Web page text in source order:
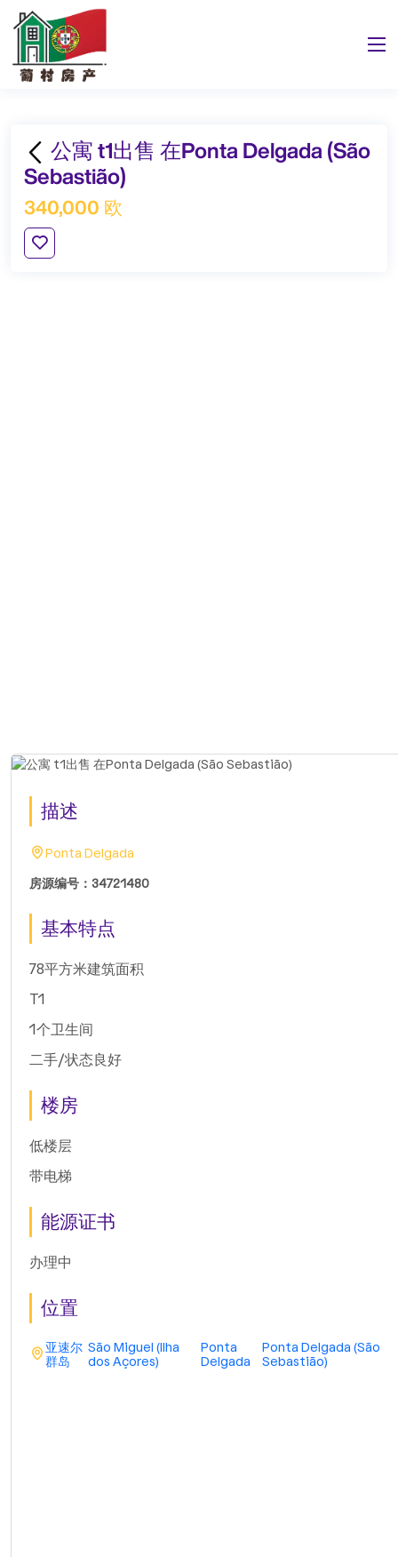
公寓 t1出售 在Ponta Delgada (São
Sebastião)
340,000 欧
描述
Ponta Delgada
房源编号：34721480
基本特点
78平方米建筑面积
T1
1个卫生间
二手/状态良好
楼房
低楼层
带电梯
能源证书
办理中
位置
亚速尔
群岛
São Miguel (Ilha
dos Açores)
Ponta
Delgada
Ponta Delgada (São
Sebastião)